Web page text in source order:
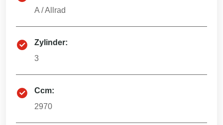
A /Allrad
Zylinder:
3
Ccm:
2970